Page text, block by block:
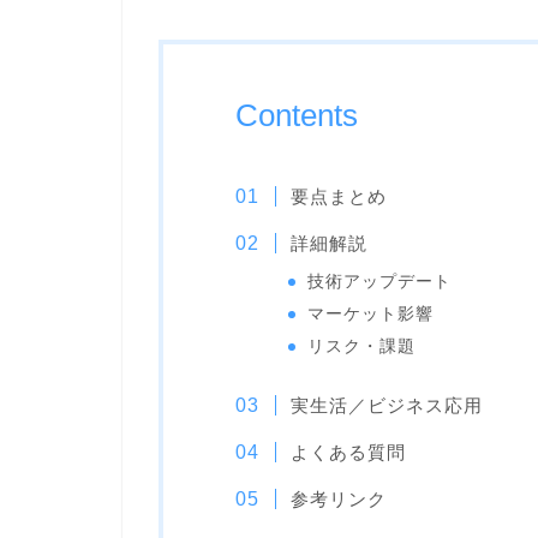
Contents
要点まとめ
詳細解説
技術アップデート
マーケット影響
リスク・課題
実生活／ビジネス応用
よくある質問
参考リンク